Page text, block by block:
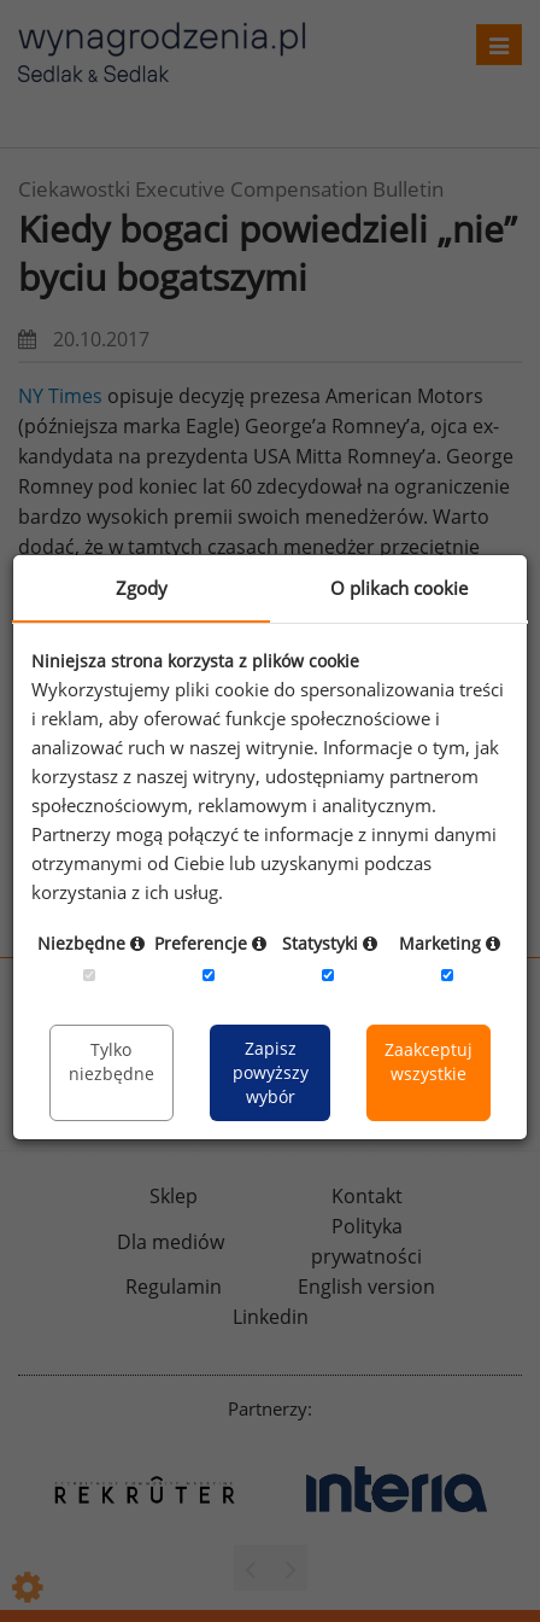
Ciekawostki Executive Compensation Bulletin
Kiedy bogaci powiedzieli „nie”
byciu bogatszymi
20.10.2017
NY Times opisuje decyzję prezesa American Motors
(późniejsza marka Eagle) George’a Romney’a, ojca ex-
kandydata na prezydenta USA Mitta Romney’a. George
Romney pod koniec lat 60 zdecydował na ograniczenie
bardzo wysokich premii swoich menedżerów. Warto
dodać, że w tamtych czasach menedżer przeciętnie
zarabiał 20 krotność tego co podwładny. Obecnie
to porównanie osiągnęło wartość 271:1. Co więcej,
91%. Autorzy zastanawiają się, jak obniżanie podatków
doprowadziło do rosnących płac menedżerów.
źródło: NY Times
Zobacz więcej ciekawostek
sedlak.pl
kfw.sedlak.pl
rynekpracy.pl
raportyplacowe.pl
badania
.pl
Sklep
Kontakt
Dla mediów
Polityka
prywatności
Regulamin
English version
Linkedin
Partnerzy:
Zgody O plikach cookie
Niniejsza strona korzysta z plików cookie
Wykorzystujemy pliki cookie do spersonalizowania treści
i reklam, aby oferować funkcje społecznościowe i
analizować ruch w naszej witrynie. Informacje o tym, jak
korzystasz z naszej witryny, udostępniamy partnerom
społecznościowym, reklamowym i analitycznym.
Partnerzy mogą połączyć te informacje z innymi danymi
otrzymanymi od Ciebie lub uzyskanymi podczas
korzystania z ich usług.
Niezbędne Preferencje Statystyki Marketing
Tylko
niezbędne
Zapisz
powyższy
wybór
Zaakceptuj
wszystkie